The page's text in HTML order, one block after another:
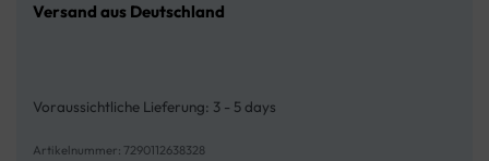
Versand aus Deutschland
Voraussichtliche Lieferung: 3 - 5 days
7290112638328